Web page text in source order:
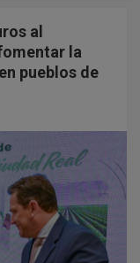
al
la
pueblos de